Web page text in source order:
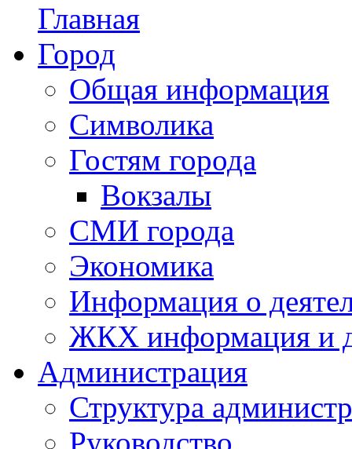
Главная
Город
Общая информация
Символика
Гостям города
Вокзалы
СМИ города
Экономика
Информация о
ЖКХ информация и
Администрация
Структура
Руководство